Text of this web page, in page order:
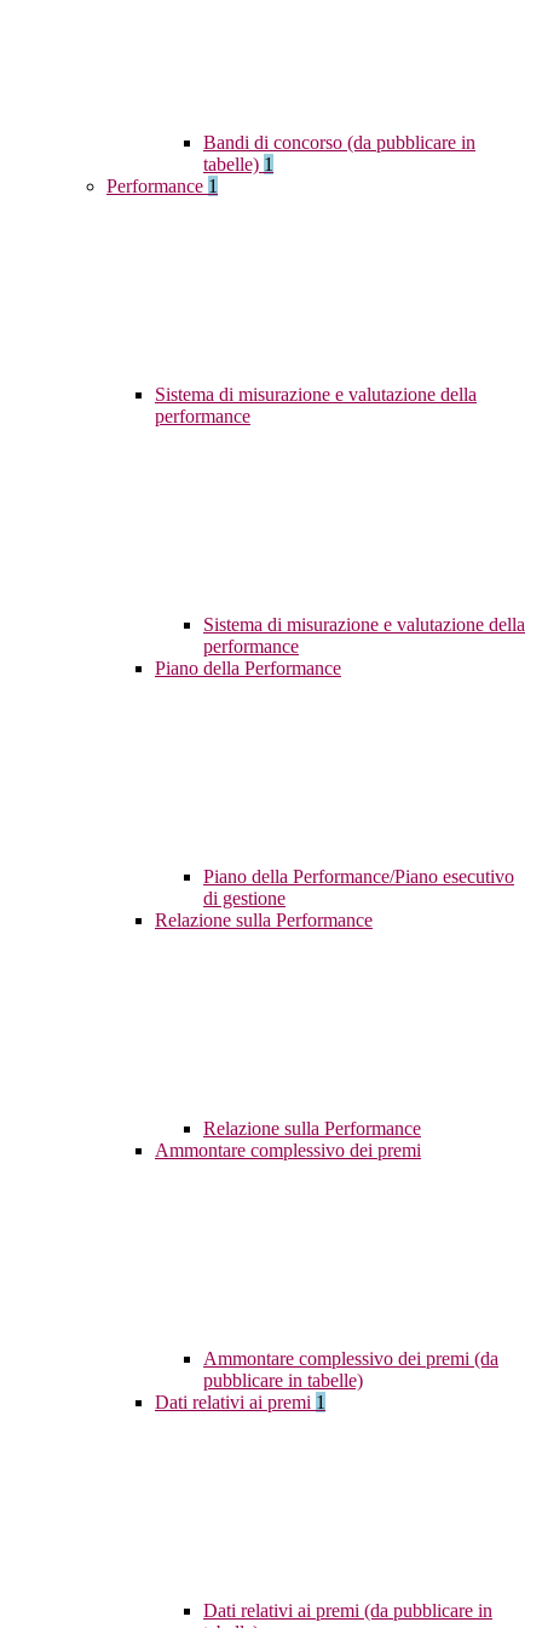
Bandi di concorso (da pubblicare in
tabelle) 1
Performance 1
Sistema di misurazione e valutazione della
performance
Sistema di misurazione e valutazione della
performance
Piano della Performance
Piano della Performance/Piano esecutivo
di gestione
Relazione sulla Performance
Relazione sulla Performance
Ammontare complessivo dei premi
Ammontare complessivo dei premi (da
pubblicare in tabelle)
Dati relativi ai premi 1
Dati relativi ai premi (da pubblicare in